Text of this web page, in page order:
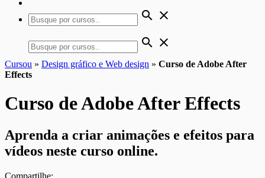
search close
search close
Cursou » Design gráfico e Web design » Curso de Adobe After
Effects
Curso de Adobe After Effects
Aprenda a criar animações e efeitos para
vídeos neste curso online.
Compartilhe: